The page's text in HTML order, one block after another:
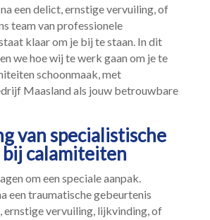
een delict, ernstige vervuiling, of
team van professionele
klaar om je bij te staan.​ In dit
we hoe wij te werk gaan om je te
schoonmaak, met
Maasland als jouw betrouwbare
van specialistische
calamiteiten
om een speciale aanpak.​
een traumatische gebeurtenis
ernstige vervuiling, lijkvinding, of